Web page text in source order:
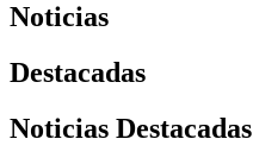
Noticias
Destacadas
Noticias Destacadas